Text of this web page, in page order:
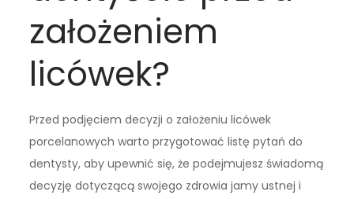
założeniem
licówek?
Przed podjęciem decyzji o założeniu licówek
porcelanowych warto przygotować listę pytań do
dentysty, aby upewnić się, że podejmujesz świadomą
decyzję dotyczącą swojego zdrowia jamy ustnej i